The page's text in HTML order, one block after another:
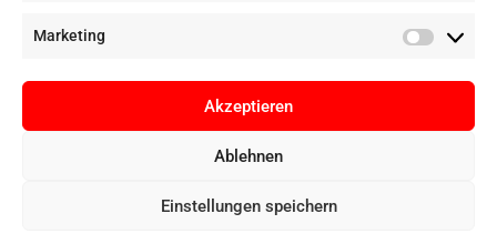
Marketing
Akzeptieren
Ablehnen
Einstellungen speichern
Copyright © Digital Camera Graz 2022. Alle Rechte vorbehalten. E-
Commerce bypathways digital, Mallorca